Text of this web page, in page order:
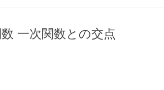
一次関数との交点